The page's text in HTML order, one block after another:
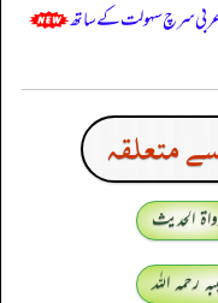
عربی سرچ سہولت کے ساتھ
متعلقہ
الحدیث
رحمہ اللہ